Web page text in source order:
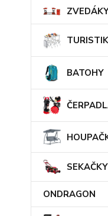
BATOHY
ONDRAGON